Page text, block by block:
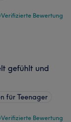
Verifizierte Bewertung
gefühlt und
für Teenager
Verifizierte Bewertung